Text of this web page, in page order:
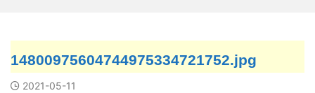
14800975604744975334721752.jpg
2021-05-11